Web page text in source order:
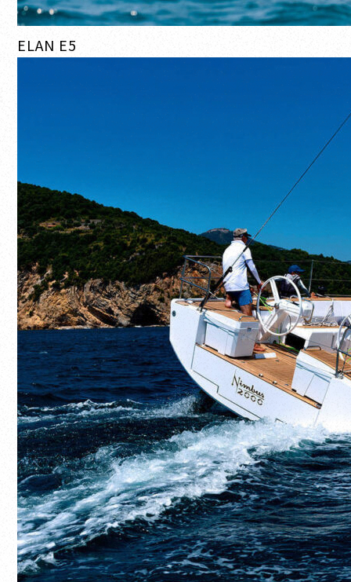
ELAN E5